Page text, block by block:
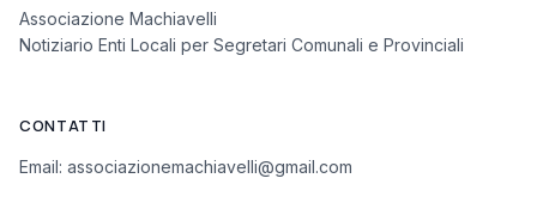
Associazione Machiavelli
Notiziario Enti Locali per Segretari Comunali e Provinciali
CONTATTI
Email: associazionemachiavelli@gmail.com